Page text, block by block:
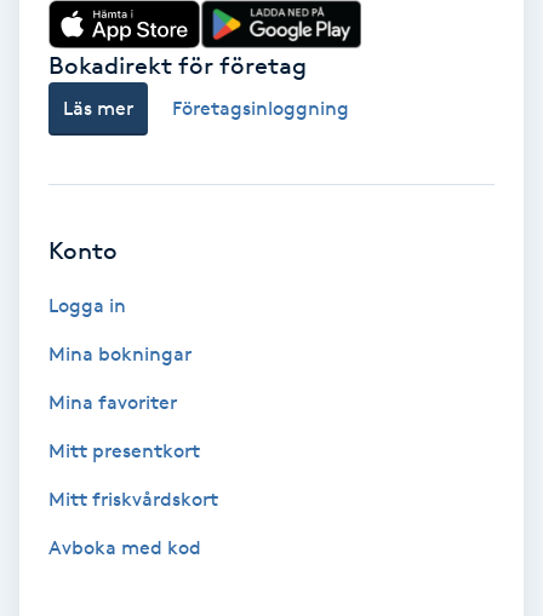
Tatueringsborttagning
Terapi
Thaimassage
Toning
Torr hårbotten
Triggerpunktsmassage
Bokadirekt för företag
Läs mer Företagsinloggning
Konto
Logga in
Mina bokningar
Mina favoriter
Mitt presentkort
Mitt friskvårdskort
Avboka med kod